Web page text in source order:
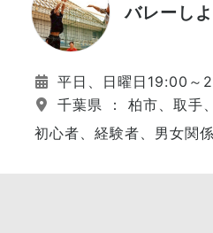
バレーし
平日、日曜日19:00～
千葉県 ： 柏市、取手
初心者、経験者、男女関